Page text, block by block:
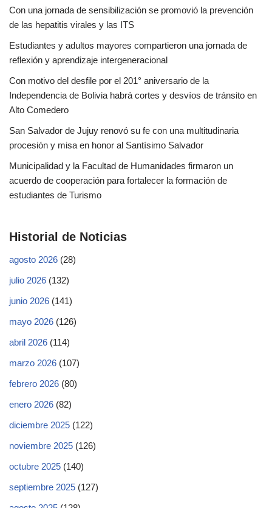
Con una jornada de sensibilización se promovió la prevención
de las hepatitis virales y las ITS
Estudiantes y adultos mayores compartieron una jornada de
reflexión y aprendizaje intergeneracional
Con motivo del desfile por el 201° aniversario de la
Independencia de Bolivia habrá cortes y desvíos de tránsito en
Alto Comedero
San Salvador de Jujuy renovó su fe con una multitudinaria
procesión y misa en honor al Santísimo Salvador
Municipalidad y la Facultad de Humanidades firmaron un
acuerdo de cooperación para fortalecer la formación de
estudiantes de Turismo
Historial de Noticias
agosto 2026 (28)
julio 2026 (132)
junio 2026 (141)
mayo 2026 (126)
abril 2026 (114)
marzo 2026 (107)
febrero 2026 (80)
enero 2026 (82)
diciembre 2025 (122)
noviembre 2025 (126)
octubre 2025 (140)
septiembre 2025 (127)